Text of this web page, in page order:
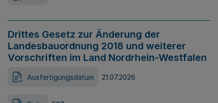
Drittes Gesetz zur Änderung der
Landesbauordnung 2018 und weiterer
Vorschriften im Land Nordrhein-Westfalen
Ausfertigungsdatum 21.07.2026